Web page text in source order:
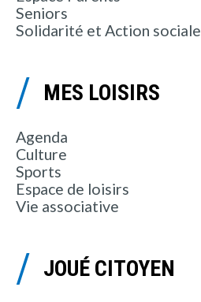
Seniors
Solidarité et Action sociale
MES LOISIRS
Agenda
Culture
Sports
Espace de loisirs
Vie associative
JOUÉ CITOYEN